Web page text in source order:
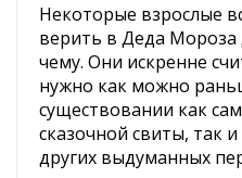
Некоторые взрослые
верить в Деда
чему. Они искренне
нужно как можно
существовании как
сказочной свиты, так
других выдуманных